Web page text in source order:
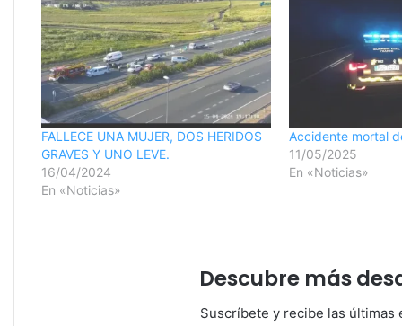
FALLECE UNA MUJER, DOS HERIDOS
GRAVES Y UNO LEVE.
16/04/2024
En «Noticias»
Accidente mortal
11/05/2025
En «Noticias»
Descubre más
Suscríbete y recibe las